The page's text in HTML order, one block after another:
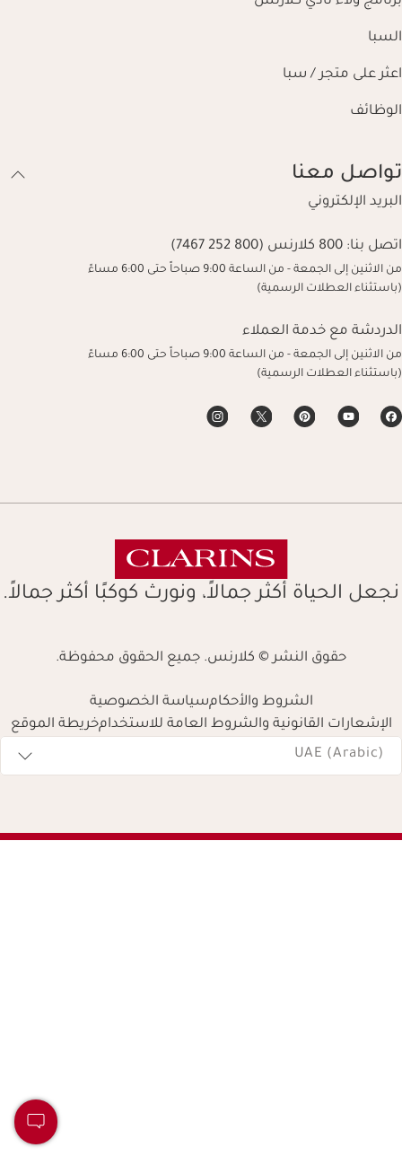
السبا
اعثر على متجر / سبا
الوظائف
تواصل معنا
البريد الإلكتروني
اتصل بنا: 800 كلارنس (800 252 7467)
من الاثنين إلى الجمعة - من الساعة 9:00 صباحاً حتى 6:00 مساءً
(باستثناء العطلات الرسمية)
الدردشة مع خدمة العملاء
من الاثنين إلى الجمعة - من الساعة 9:00 صباحاً حتى 6:00 مساءً
(باستثناء العطلات الرسمية)
نجعل الحياة أكثر جمالاً، ونورث كوكبًا أكثر جمالاً.
حقوق النشر © كلارنس. جميع الحقوق محفوظة.
الشروط والأحكامسياسة الخصوصية
الإشعارات القانونية والشروط العامة للاستخدامخريطة الموقع
UAE (Arabic)